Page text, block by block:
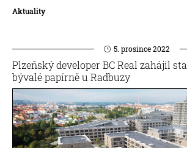
Aktuality
5. prosince 2022
Plzeňský developer BC Real zahájil
bývalé papírně u Radbuzy